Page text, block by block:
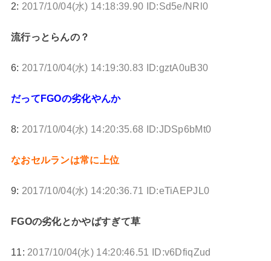
2: 2017/10/04(水) 14:18:39.90 ID:Sd5e/NRl0
流行っとらんの？
6: 2017/10/04(水) 14:19:30.83 ID:gztA0uB30
だってFGOの劣化やんか
8: 2017/10/04(水) 14:20:35.68 ID:JDSp6bMt0
なおセルランは常に上位
9: 2017/10/04(水) 14:20:36.71 ID:eTiAEPJL0
FGOの劣化とかやばすぎて草
11: 2017/10/04(水) 14:20:46.51 ID:v6DfiqZud